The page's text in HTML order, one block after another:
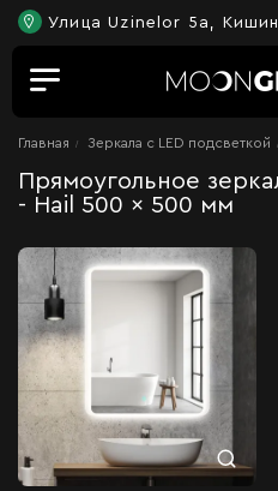
Улица Uzinelor 5a,
Главная Зеркала c LED подсветкой
Прямоугольное
- Hail 500 x 500 мм